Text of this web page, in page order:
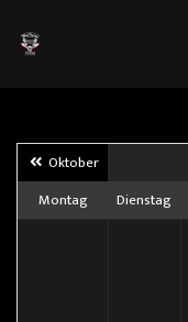
Oktober
Montag
Dienstag